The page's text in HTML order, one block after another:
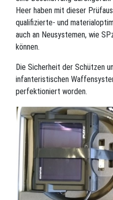
Heer haben mit dieser
qualifizierte- und
auch an Neusystemen, wie
können.
Die Sicherheit der Schützen
infanteristischen
perfektioniert worden.